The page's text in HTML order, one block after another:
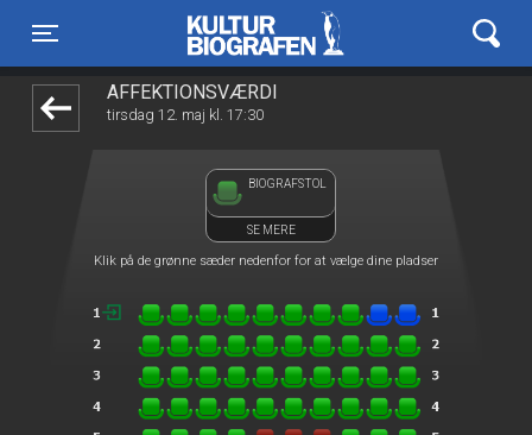
Toggle navigation
Kulturbiografen
AFFEKTIONSVÆRDI
tirsdag 12. maj kl. 17:30
BIOGRAFSTOL
SE MERE
Klik på de grønne sæder nedenfor for at vælge dine pladser
1step-front02 073807